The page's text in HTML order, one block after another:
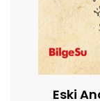
Eski